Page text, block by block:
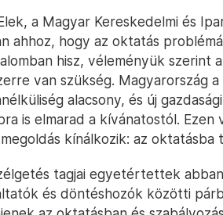
a Magyar Kereskedelmi és
ahhoz, hogy az oktatás
hisz, véleményük
van szükség. Magyarország
alacsony, és új
is elmarad a kívánatostól.
kínálkozik: az
tagjai egyetértettek
és döntéshozók közötti